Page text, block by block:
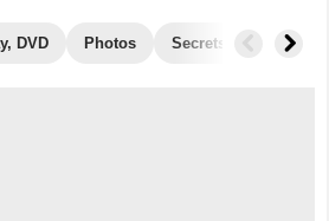
DVD Photos Secrets de tournage